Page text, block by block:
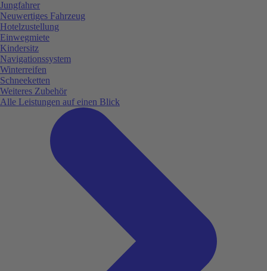
Jungfahrer
Neuwertiges Fahrzeug
Hotelzustellung
Einwegmiete
Kindersitz
Navigationssystem
Winterreifen
Schneeketten
Weiteres Zubehör
Alle Leistungen auf einen Blick